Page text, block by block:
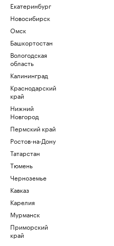
Екатеринбург
Новосибирск
Омск
Башкортостан
Вологодская
область
Калининград
Краснодарский
край
Нижний
Новгород
Пермский край
Ростов-на-Дону
Татарстан
Тюмень
Черноземье
Кавказ
Карелия
Мурманск
Приморский
край